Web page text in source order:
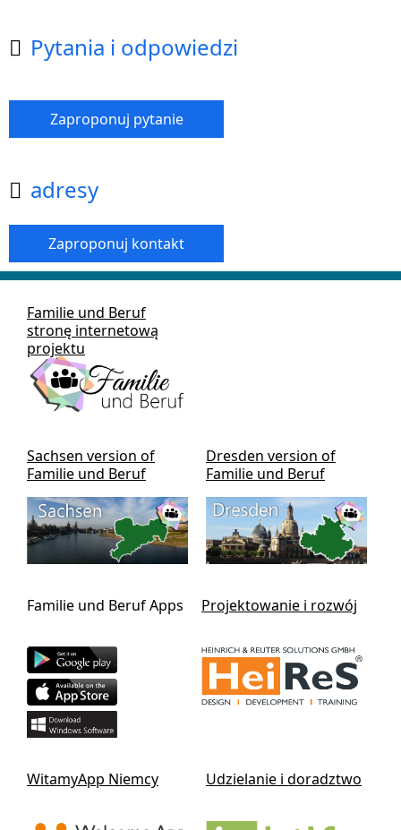
 Pytania i odpowiedzi
Zaproponuj pytanie
 adresy
Zaproponuj kontakt
Familie und Beruf
stronę internetową
projektu
Sachsen version of
Familie und Beruf
Dresden version of
Familie und Beruf
Familie und Beruf Apps Projektowanie i rozwój
WitamyApp Niemcy Udzielanie i doradztwo